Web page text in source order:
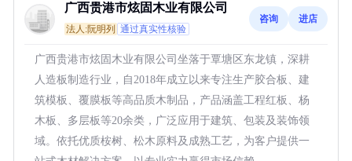
广西贵港市炫固木业有限公司
法人:阮明列 通过真实性核验
咨询 进店
广西贵港市炫固木业有限公司坐落于覃塘区东龙镇，深耕
人造板制造行业，自2018年成立以来专注生产胶合板、建
筑模板、覆膜板等高品质木制品，产品涵盖工程红板、杨
木板、多层板等20余类，广泛应用于建筑、包装及装饰领
域。依托优质桉树、松木原料及成熟工艺，为客户提供一